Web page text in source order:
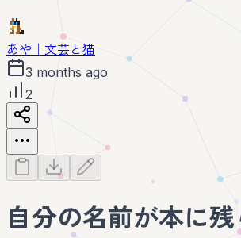
あや｜文芸と猫
3 months ago
2
自分の名前が本に